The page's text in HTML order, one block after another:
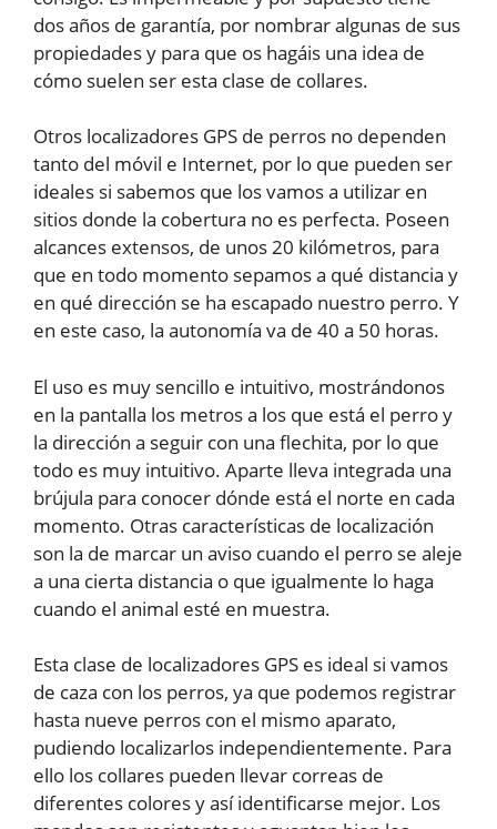
dos años de garantía, por nombrar algunas de sus
propiedades y para que os hagáis una idea de
cómo suelen ser esta clase de collares.
Otros localizadores GPS de perros no dependen
tanto del móvil e Internet, por lo que pueden ser
ideales si sabemos que los vamos a utilizar en
sitios donde la cobertura no es perfecta. Poseen
alcances extensos, de unos 20 kilómetros, para
que en todo momento sepamos a qué distancia y
en qué dirección se ha escapado nuestro perro. Y
en este caso, la autonomía va de 40 a 50 horas.
El uso es muy sencillo e intuitivo, mostrándonos
en la pantalla los metros a los que está el perro y
la dirección a seguir con una flechita, por lo que
todo es muy intuitivo. Aparte lleva integrada una
brújula para conocer dónde está el norte en cada
momento. Otras características de localización
son la de marcar un aviso cuando el perro se aleje
a una cierta distancia o que igualmente lo haga
cuando el animal esté en muestra.
Esta clase de localizadores GPS es ideal si vamos
de caza con los perros, ya que podemos registrar
hasta nueve perros con el mismo aparato,
pudiendo localizarlos independientemente. Para
ello los collares pueden llevar correas de
diferentes colores y así identificarse mejor. Los